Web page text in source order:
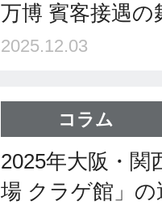
万博 賓客接遇の
2025.12.03
コラム
2025年大阪・関
場 クラゲ館」